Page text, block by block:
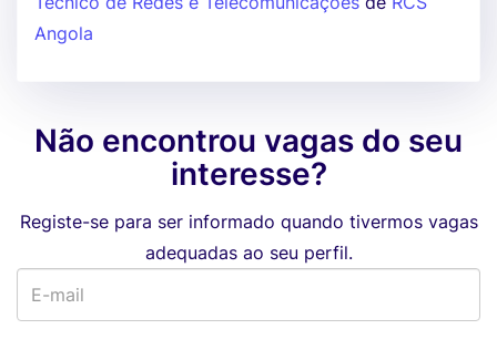
Angola
Não encontrou vagas do seu
interesse?
Registe-se para ser informado quando tivermos vagas
adequadas ao seu perfil.